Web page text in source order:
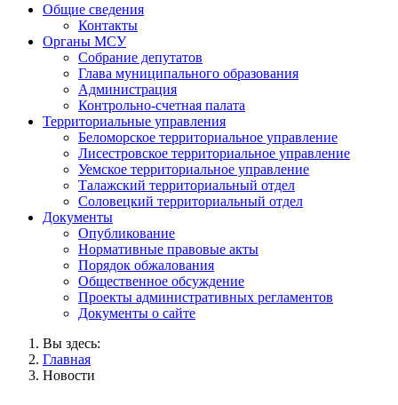
Общие сведения
Контакты
Органы МСУ
Собрание депутатов
Глава муниципального образования
Администрация
Контрольно-счетная палата
Территориальные управления
Беломорское территориальное управление
Лисестровское территориальное управление
Уемское территориальное управление
Талажский территориальный отдел
Соловецкий территориальный отдел
Документы
Опубликование
Нормативные правовые акты
Порядок обжалования
Общественное обсуждение
Проекты административных регламентов
Документы о сайте
Вы здесь:
Главная
Новости